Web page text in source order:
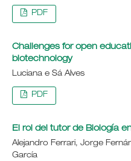
PDF
Challenges for open
biotechnology
Luciana e Sá Alves
PDF
El rol del tutor de Biología
Alejandro Ferrari, Jorge
García